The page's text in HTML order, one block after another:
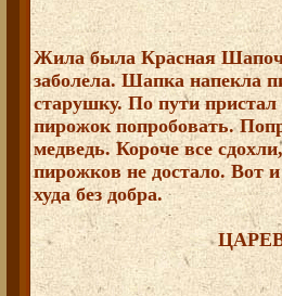
Жила была Красная
заболела. Шапка напекла
старушку. По пути
пирожок попробовать.
медведь. Короче все
пирожков не достало. Вот
худа без добра.